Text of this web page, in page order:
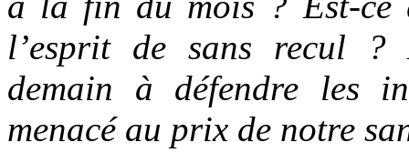
l’esprit de sans recul ?
demain à défendre les
menacé au prix de notre